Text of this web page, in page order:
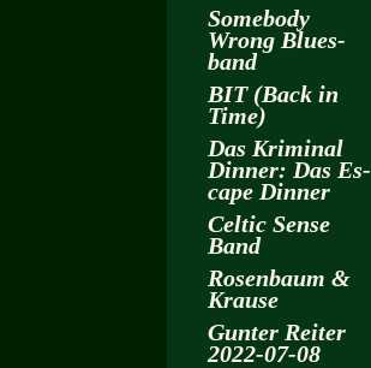
Some­bo­dy
Wrong Blues­
band
BIT (Back in
Time)
Das Kri­mi­nal
Din­ner: Das Es­
cape Din­ner
Cel­tic Sense
Band
Ro­sen­baum &
Krau­se
Gun­ter Rei­ter
2022-07-08